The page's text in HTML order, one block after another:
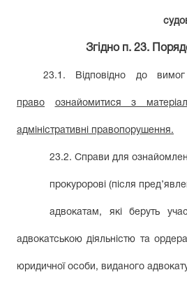
Згідно п. 23.
23.1. Відповідно до
право ознайомитися з
адміністративні правопорушення.
23.2. Справи для
прокуророві (після
адвокатам, які беруть
адвокатською діяльністю та
юридичної особи, виданого